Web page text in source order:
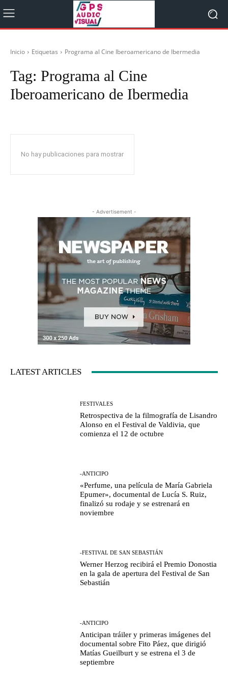
Inicio Etiquetas Programa al Cine Iberoamericano de Ibermedia
Tag: Programa al Cine
Iberoamericano de Ibermedia
No hay publicaciones para mostrar
- Advertisement -
LATEST ARTICLES
FESTIVALES
Retrospectiva de la filmografía de Lisandro
Alonso en el Festival de Valdivia, que
comienza el 12 de octubre
-ANTICIPO
«Perfume, una película de María Gabriela
Epumer», documental de Lucía S. Ruiz,
finalizó su rodaje y se estrenará en
noviembre
-FESTIVAL DE SAN SEBASTIÁN
Werner Herzog recibirá el Premio Donostia
en la gala de apertura del Festival de San
Sebastián
-ANTICIPO
Anticipan tráiler y primeras imágenes del
documental sobre Fito Páez, que dirigió
Matías Gueilburt y se estrena el 3 de
septiembre